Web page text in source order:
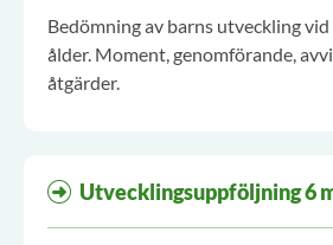
Bedömning av barns utveckling
ålder. Moment, genomförande,
åtgärder.
Utvecklingsuppföljning 6